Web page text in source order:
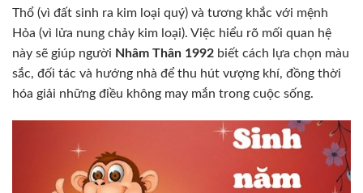
Thổ (vì đất sinh ra kim loại quý) và tương khắc với mệnh
Hỏa (vì lửa nung chảy kim loại). Việc hiểu rõ mối quan hệ
này sẽ giúp người Nhâm Thân 1992 biết cách lựa chọn màu
sắc, đối tác và hướng nhà để thu hút vượng khí, đồng thời
hóa giải những điều không may mắn trong cuộc sống.